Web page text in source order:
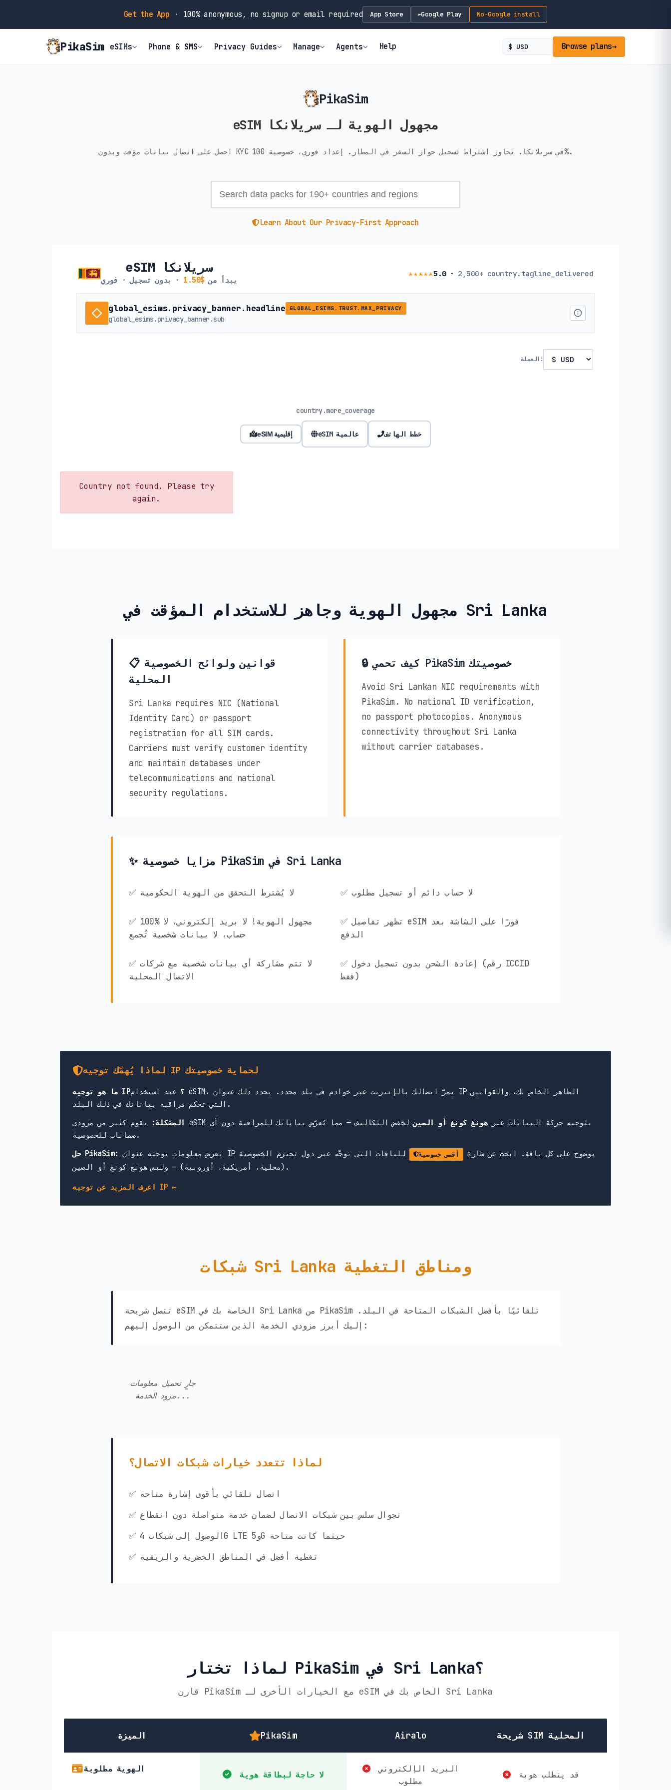
Get the App · 100% anonymous, no signup or email required App Store ►Google Play No-Google install
PikaSim eSIMs Phone & SMS Privacy Guides Manage Agents Help Browse plans→
PikaSim
eSIM مجهول الهوية لـ سريلانكا
احصل على اتصال بيانات مؤقت وبدون KYC في سريلانكا. تجاوز اشتراط تسجيل جواز السفر في المطار. إعداد فوري، خصوصية 100%.
Learn About Our Privacy-First Approach
eSIM سريلانكا
يبدأ من$1.50 · بدون تسجيل · فوري
★★★★★5.0· 2,500+ country.tagline_delivered
global_esims.privacy_banner.headline GLOBAL_ESIMS.TRUST.MAX_PRIVACY
global_esims.privacy_banner.sub
العملة:
country.more_coverage
eSIM إقليمية eSIM عالمية خطط الهاتف
Country not found. Please try
again.
مجهول الهوية وجاهز للاستخدام المؤقت في Sri Lanka
📋 قوانين ولوائح الخصوصية
المحلية
Sri Lanka requires NIC (National
Identity Card) or passport
registration for all SIM cards.
Carriers must verify customer identity
and maintain databases under
telecommunications and national
security regulations.
🔒 كيف تحمي PikaSim خصوصيتك
Avoid Sri Lankan NIC requirements with
PikaSim. No national ID verification,
no passport photocopies. Anonymous
connectivity throughout Sri Lanka
without carrier databases.
✨ مزايا خصوصية PikaSim في Sri Lanka
✅ لا يُشترط التحقق من الهوية الحكومية ✅ لا حساب دائم أو تسجيل مطلوب
✅ 100% مجهول الهوية! لا بريد إلكتروني، لا
حساب، لا بيانات شخصية تُجمع
✅ تظهر تفاصيل eSIM فورًا على الشاشة بعد
الدفع
✅ لا تتم مشاركة أي بيانات شخصية مع شركات
الاتصال المحلية
✅ إعادة الشحن بدون تسجيل دخول (رقم ICCID
فقط)
لماذا يُهمّك توجيه IP لحماية خصوصيتك
ما هو توجيه IP؟ عند استخدام eSIM، يمرّ اتصالك بالإنترنت عبر خوادم في بلد محدد. يحدد ذلك عنوان IP الظاهر الخاص بك، والقوانين
التي تحكم مراقبة بياناتك في ذلك البلد.
المشكلة:
يقوم كثير من مزودي eSIM بتوجيه حركة البيانات عبر هونغ كونغ أو الصينلخفض التكاليف — مما يُعرّض بياناتك للمراقبة دون أي
ضمانات للخصوصية.
حل PikaSim:
نعرض معلومات توجيه عنوان IP بوضوح على كل باقة. ابحث عن شارة أقصى خصوصية
للباقات التي توجَّه عبر دول تحترم الخصوصية
(محلية، أمريكية، أوروبية) — وليس هونغ كونغ أو الصين.
اعرف المزيد عن توجيه IP ←
شبكات Sri Lanka ومناطق التغطية
تتصل شريحة eSIM الخاصة بك في Sri Lanka من PikaSim تلقائيًا بأفضل الشبكات المتاحة في البلد.
إليك أبرز مزودي الخدمة الذين ستتمكن من الوصول إليهم:
جارٍ تحميل معلومات
مزود الخدمة...
لماذا تتعدد خيارات شبكات الاتصال؟
✅ اتصال تلقائي بأقوى إشارة متاحة
✅ تجوال سلس بين شبكات الاتصال لضمان خدمة متواصلة دون انقطاع
✅ الوصول إلى شبكات 4G LTE و5G حيثما كانت متاحة
✅ تغطية أفضل في المناطق الحضرية والريفية
لماذا تختار PikaSim في Sri Lanka؟
قارن PikaSim مع الخيارات الأخرى لـ eSIM الخاص بك في Sri Lanka
الميزة PikaSim Airalo شريحة SIM المحلية
الهوية مطلوبة
لا حاجة لبطاقة هوية
البريد الإلكتروني
مطلوب
قد يتطلب هوية